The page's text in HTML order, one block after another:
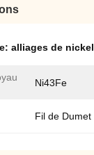
alliages de nickel
Ni43Fe
Fil de Dumet